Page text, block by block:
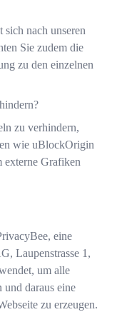
nach unseren
Sie zudem die
zu den einzelnen
zu verhindern,
wie uBlockOrigin
externe Grafiken
eine
Laupenstrasse 1,
um alle
und daraus eine
zu erzeugen.